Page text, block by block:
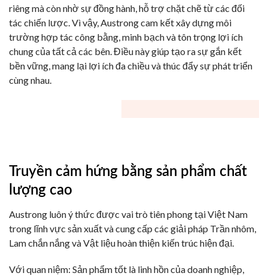
riêng mà còn nhờ sự đồng hành, hỗ trợ chặt chẽ từ các đối
tác chiến lược. Vì vậy, Austrong cam kết xây dựng môi
trường hợp tác công bằng, minh bạch và tôn trọng lợi ích
chung của tất cả các bên. Điều này giúp tạo ra sự gắn kết
bền vững, mang lại lợi ích đa chiều và thúc đẩy sự phát triển
cùng nhau.
Truyền cảm hứng bằng sản phẩm chất
lượng cao
Austrong luôn ý thức được vai trò tiên phong tại Việt Nam
trong lĩnh vực sản xuất và cung cấp các giải pháp Trần nhôm,
Lam chắn nắng và Vật liệu hoàn thiện kiến trúc hiện đại.
Với quan niệm: Sản phẩm tốt là linh hồn của doanh nghiệp,